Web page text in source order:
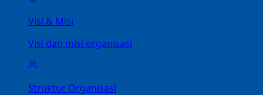
Visi & Misi
Visi dan misi organisasi
Struktur Organisasi